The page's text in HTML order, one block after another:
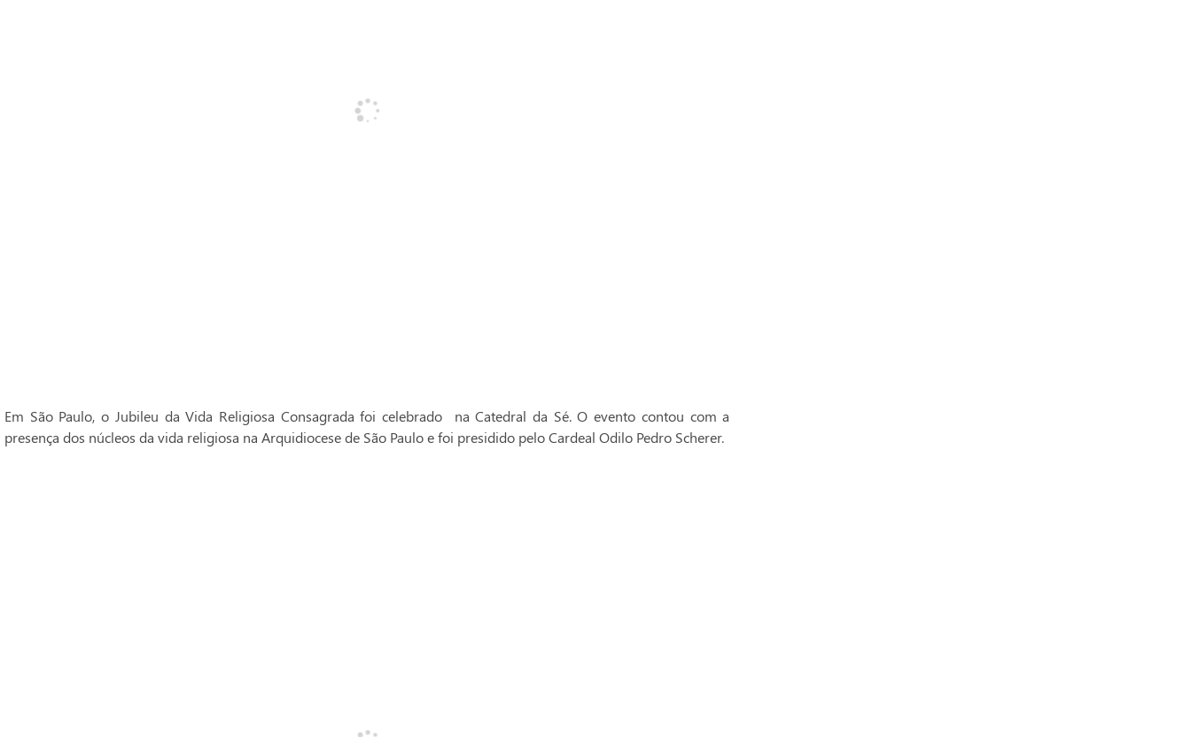
Em São Paulo, o Jubileu da Vida Religiosa Consagrada foi celebrado na Catedral da Sé. O evento contou com a
presença dos núcleos da vida religiosa na Arquidiocese de São Paulo e foi presidido pelo Cardeal Odilo Pedro Scherer.